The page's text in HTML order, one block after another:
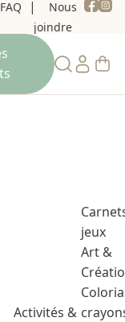
FAQ
Nous
joindre
Activités &
jeux
Art &